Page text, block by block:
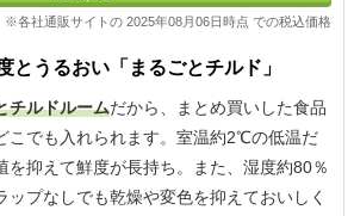
※各社通販サイトの 2025年08月06日時点 での税込価格
とうるおい「まるごとチルド」
チルドルームだから、まとめ買いした食品
こでも入れられます。室温約2℃の低温だ
を抑えて鮮度が長持ち。また、湿度約80％
ップなしでも乾燥や変色を抑えておいしく